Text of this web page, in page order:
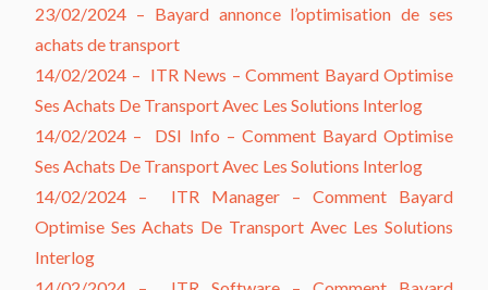
23/02/2024 – Bayard annonce l’optimisation de ses
achats de transport
14/02/2024 – ITR News – Comment Bayard Optimise
Ses Achats De Transport Avec Les Solutions Interlog
14/02/2024 – DSI Info – Comment Bayard Optimise
Ses Achats De Transport Avec Les Solutions Interlog
14/02/2024 – ITR Manager – Comment Bayard
Optimise Ses Achats De Transport Avec Les Solutions
Interlog